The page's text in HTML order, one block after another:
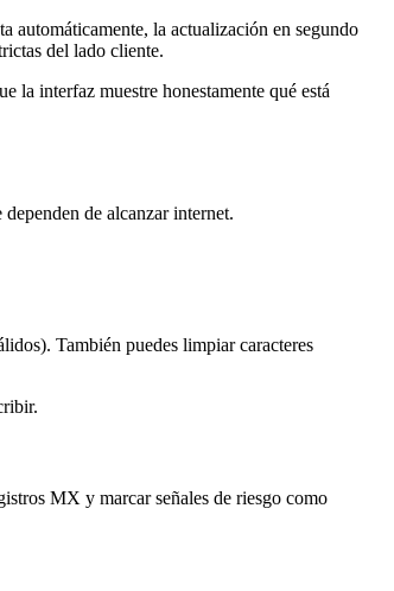
automáticamente, la actualización en segundo
del lado cliente.
la interfaz muestre honestamente qué está
de alcanzar internet.
También puedes limpiar caracteres
MX y marcar señales de riesgo como